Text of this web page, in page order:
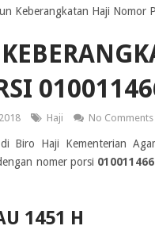
Keberangkatan Haji Nomor
Haji No Comments
Biro Haji Kementerian
nomer porsi
1451 H